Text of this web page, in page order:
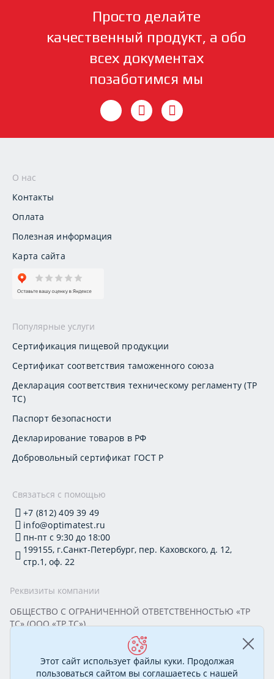
Просто делайте
качественный продукт, а обо
всех документах
позаботимся мы
О нас
Контакты
Оплата
Полезная информация
Карта сайта
Популярные услуги
Сертификация пищевой продукции
Сертификат соответствия таможенного союза
Декларация соответствия техническому регламенту (ТР
ТС)
Паспорт безопасности
Декларирование товаров в РФ
Добровольный сертификат ГОСТ Р
Связаться с помощью
+7 (812) 409 39 49
info@optimatest.ru
пн-пт с 9:30 до 18:00
199155, г.Санкт-Петербург, пер. Каховского, д. 12,
стр.1, оф. 22
Реквизиты компании
ОБЩЕСТВО С ОГРАНИЧЕННОЙ ОТВЕТСТВЕННОСТЬЮ «ТР
ТС» (ООО «ТР ТС»)
Юридический адрес: 199155, г. Санкт-Петербург, пер.
Каховского, д. 12, стр. 1, помещение 22-Н
ИНН 7813295032 КПП 780101001 ОГРН 1177847388894
ОКПО 20395319 Генеральный директор: Соколова Алёна
Этот сайт использует файлы куки. Продолжая
пользоваться сайтом вы соглашаетесь с нашей